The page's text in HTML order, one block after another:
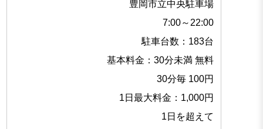
豊岡市立中央駐車場
7:00～22:00
駐車台数：183台
基本料金：30分未満 無料
30分毎 100円
1日最大料金：1,000円
1日を超えて